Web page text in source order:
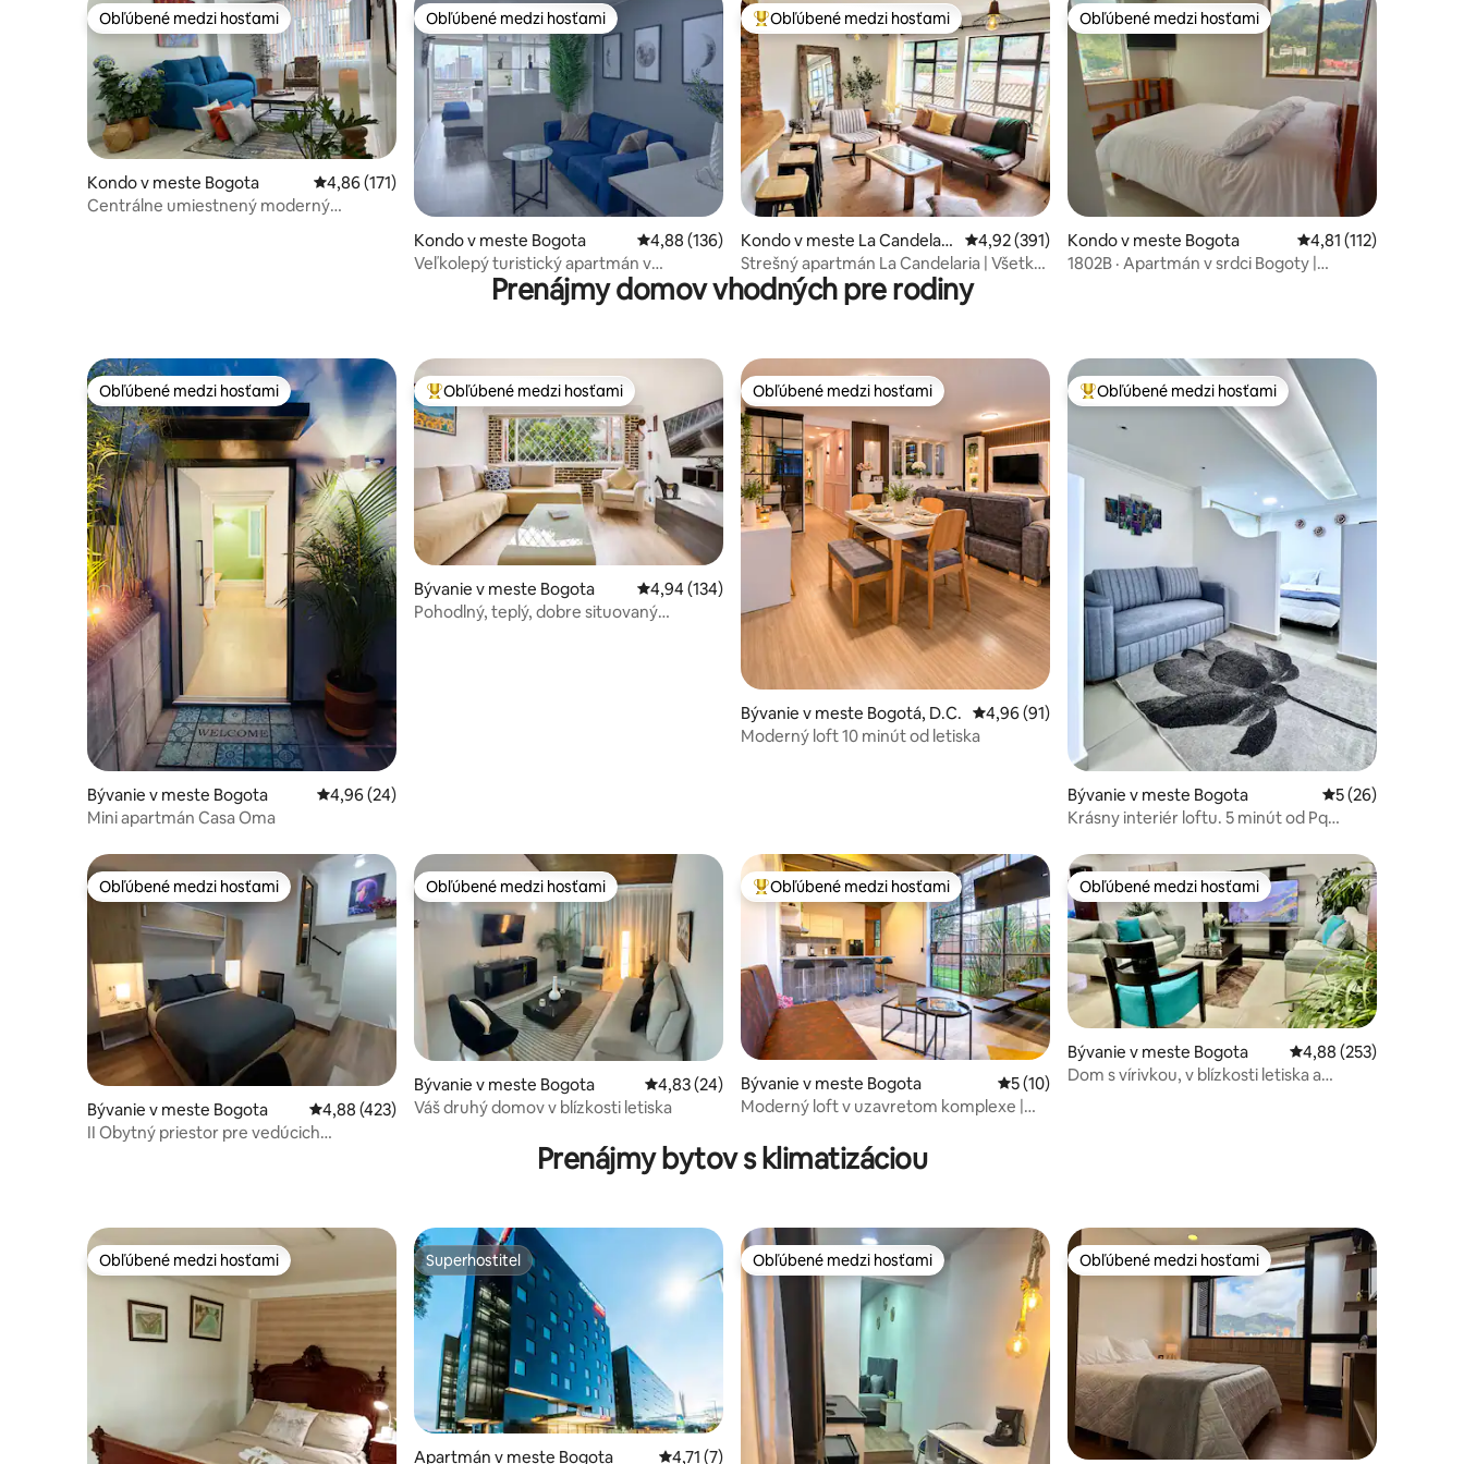
Obľúbené medzi hosťami
Obľúbené medzi hosťami
Kondo v meste Bogota Priemerné ohodnotenie 4,86 z 5, počet hodnotení: 171
4,86 (171)
Centrálne umiestnený moderný
Obľúbené medzi hosťami
Obľúbené medzi hosťami
Kondo v meste Bogota Priemerné ohodnotenie 4,88 z 5, počet hodnotení: 136
4,88 (136)
Veľkolepý turistický apartmán v
Najobľúbenejšie medzi hosťami
Obľúbené medzi hosťami
Kondo v meste La Candelari
a
Priemerné ohodnotenie 4,92 z 5, počet hodnotení: 391
4,92 (391)
Strešný apartmán La Candelaria | Všetko
je blízko*
Obľúbené medzi hosťami
Obľúbené medzi hosťami
Kondo v meste Bogota Priemerné
4,81 (112)
1802B · Apartmán v srdci Bogoty |
Prenájmy domov vhodných pre rodiny
Obľúbené medzi hosťami
Obľúbené medzi hosťami
Bývanie v meste Bogota Priemerné ohodnotenie 4,96 z 5, počet hodnotení: 24
4,96 (24)
Mini apartmán Casa Oma
Najobľúbenejšie medzi hosťami
Obľúbené medzi hosťami
Bývanie v meste Bogota Priemerné ohodnotenie 4,94 z 5, počet hodnotení: 134
4,94 (134)
Pohodlný, teplý, dobre situovaný
Obľúbené medzi hosťami
Obľúbené medzi hosťami
Bývanie v meste Bogotá, D.C. Priemerné ohodnotenie 4,96 z 5, počet hodnotení: 91
4,96 (91)
Moderný loft 10 minút od letiska
Najobľúbenejšie medzi hosťami
Obľúbené medzi hosťami
Bývanie v meste Bogota Priemerné
5 (26)
Krásny interiér loftu. 5 minút od Pq
Obľúbené medzi hosťami
Obľúbené medzi hosťami
Bývanie v meste Bogota Priemerné ohodnotenie 4,88 z 5, počet hodnotení: 423
4,88 (423)
II Obytný priestor pre vedúcich
Obľúbené medzi hosťami
Obľúbené medzi hosťami
Bývanie v meste Bogota Priemerné ohodnotenie 4,83 z 5, počet hodnotení: 24
4,83 (24)
Váš druhý domov v blízkosti letiska
Najobľúbenejšie medzi hosťami
Obľúbené medzi hosťami
Bývanie v meste Bogota Priemerné ohodnotenie 5 z 5, počet hodnotení: 10
5 (10)
Moderný loft v uzavretom komplexe |
Obľúbené medzi hosťami
Obľúbené medzi hosťami
Bývanie v meste Bogota Priemerné
4,88 (253)
Dom s vírivkou, v blízkosti letiska a
Prenájmy bytov s klimatizáciou
Obľúbené medzi hosťami
Obľúbené medzi hosťami Superhostiteľ
Superhostiteľ
Apartmán v meste Bogota Priemerné ohodnotenie 4,71 z 5, počet hodnotení: 7
4,71 (7)
Obľúbené medzi hosťami
Obľúbené medzi hosťami Obľúbené medzi hosťami
Obľúbené medzi hosťami